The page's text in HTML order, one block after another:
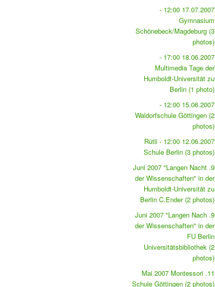
17.07.2007 12:00 -
Gymnasium
Schönebeck/Magdeburg (3
photos)
18.06.2007 17:00 -
Multimedia Tage der
Humboldt-Universität zu
Berlin (1 photo)
15.06.2007 12:00 -
Waldorfschule Göttingen (2
photos)
12.06.2007 12:00 - Rütli
Schule Berlin (3 photos)
9. Juni 2007 "Langen Nacht
der Wissenschaften" in der
Humboldt-Universität zu
Berlin C.Ender (2 photos)
9. Juni 2007 "Langen Nach
der Wissenschaften" in der
FU Berlin
Universitätsbibliothek (2
photos)
11. Mai 2007 Montessori
Schule Göttingen (2 photos)